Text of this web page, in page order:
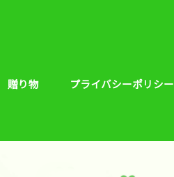
贈り物 プライバシーポリシー